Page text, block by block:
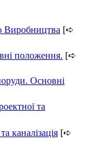
Виробництва [➪
положення. [➪
Основні
та
каналізація [➪